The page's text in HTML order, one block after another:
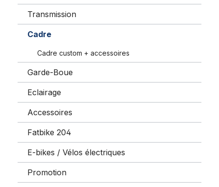
Transmission
Cadre
Cadre custom + accessoires
Garde-Boue
Eclairage
Accessoires
Fatbike 204
E-bikes / Vélos électriques
Promotion